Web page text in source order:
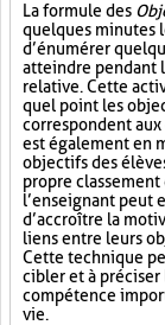
La formule des
quelques minutes
d’énumérer
atteindre pendant
relative. Cette
quel point les
correspondent
est également en
objectifs des
propre classement
l’enseignant peut
d’accroître la
liens entre leurs
Cette technique
cibler et à préciser
compétence
vie.